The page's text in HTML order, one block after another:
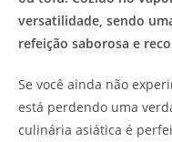
versatilidade, sendo
refeição saborosa e
Se você ainda não
está perdendo uma
culinária asiática é